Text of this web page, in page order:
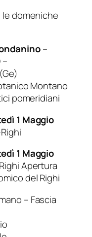
domeniche
–
Montano
pomeridiani
1 Maggio
1 Maggio
Apertura
del Righi
– Fascia